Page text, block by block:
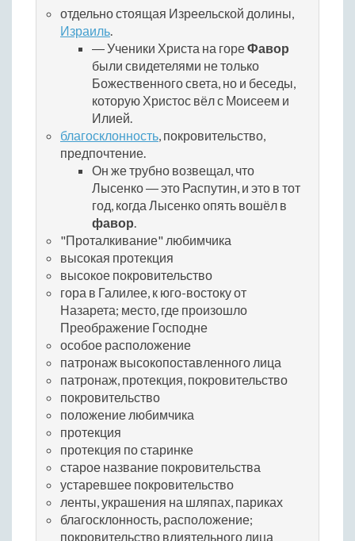
отдельно стоящая Изреельской долины,
Израиль.
― Ученики Христа на гореФавор
были свидетелями не только
Божественного света, но и беседы,
которую Христос вёл с Моисеем и
Илией.
благосклонность, покровительство,
предпочтение.
Он же трубно возвещал, что
Лысенко ― это Распутин, и это в тот
год, когда Лысенко опять вошёл в
фавор.
"Проталкивание" любимчика
высокая протекция
высокое покровительство
гора в Галилее, к юго-востоку от
Назарета; место, где произошло
Преображение Господне
особое расположение
патронаж высокопоставленного лица
патронаж, протекция, покровительство
покровительство
положение любимчика
протекция
протекция по старинке
старое название покровительства
устаревшее покровительство
ленты, украшения на шляпах, париках
благосклонность, расположение;
покровительство влиятельного лица